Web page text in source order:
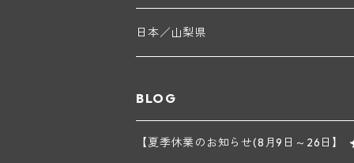
ニコラ・ルジェ(フラジェ・エシェゾー)
メオ・カミュゼ・フレール・エ・スール(ヴォー
アンリ・グージュ(ニュイ・サン・ジョルジュ)
ドニ・ペール・エ・フィス(ペルナン・ヴェル
コント・ラフォン(ムルソー)
フランソワ・ミクルスキ(ムルソー)
バンジャマン・ルルー(ボーヌ)
ゲオルグ・ブロイヤー
フランケン
テルメンレギオン
日本／山梨県
BLOG
【夏季休業のお知らせ(8月9日～26日】